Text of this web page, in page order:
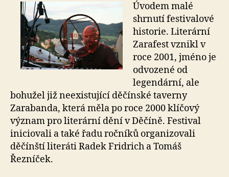
Úvodem malé
shrnutí festivalové
historie. Literární
Zarafest vznikl v
roce 2001, jméno je
odvozené od
legendární, ale
bohužel již neexistující děčínské taverny
Zarabanda, která měla po roce 2000 klíčový
význam pro literární dění v Děčíně. Festival
iniciovali a také řadu ročníků organizovali
děčínští literáti Radek Fridrich a Tomáš
Řezníček.